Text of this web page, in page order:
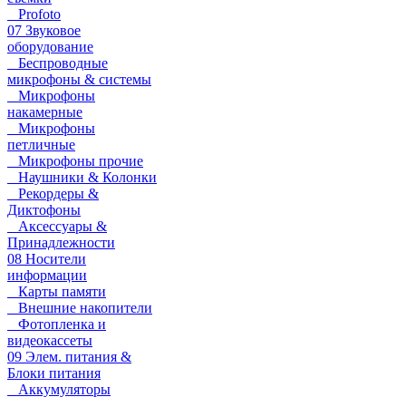
Profoto
07 Звуковое
оборудование
Беспроводные
микрофоны & системы
Микрофоны
накамерные
Микрофоны
петличные
Микрофоны прочие
Наушники & Колонки
Рекордеры &
Диктофоны
Аксессуары &
Принадлежности
08 Носители
информации
Карты памяти
Внешние накопители
Фотопленка и
видеокассеты
09 Элем. питания &
Блоки питания
Аккумуляторы